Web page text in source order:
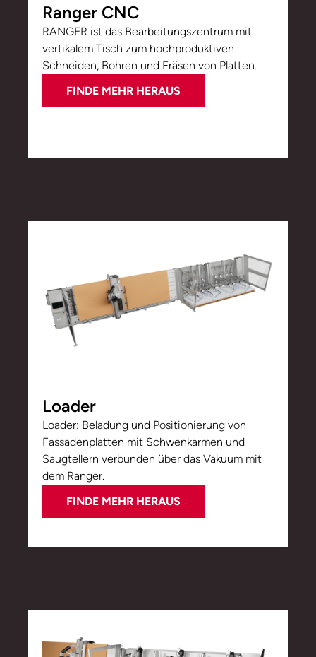
Ranger CNC
RANGER ist das Bearbeitungszentrum mit
vertikalem Tisch zum hochproduktiven
Schneiden, Bohren und Fräsen von Platten.
FINDE MEHR HERAUS
Loader
Loader: Beladung und Positionierung von
Fassadenplatten mit Schwenkarmen und
Saugtellern verbunden über das Vakuum mit
dem Ranger.
FINDE MEHR HERAUS